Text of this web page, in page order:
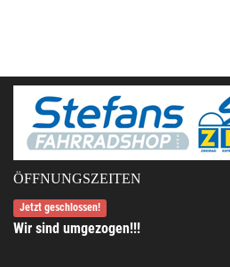
ÖFFNUNGSZEITEN
Jetzt geschlossen!
Wir sind umgezogen!!!